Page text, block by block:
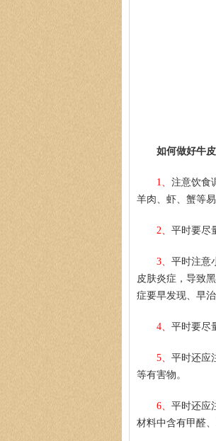
如何做好牛
1、 注意饮食
羊肉、虾、蟹等
2、 平时要尽
3、 平时注意
皮肤炎症，导致
症要早发现、早
4、 平时要尽
5、 平时还应
等有害物。
6、 平时还应
材料中含有甲醛